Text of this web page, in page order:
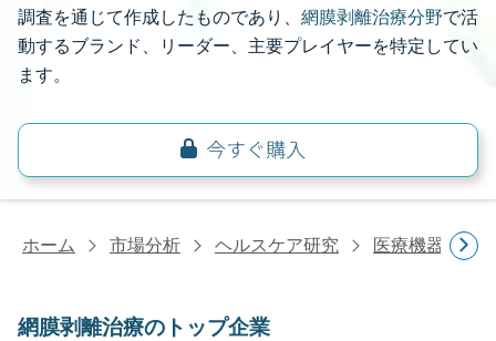
調査を通じて作成したものであり、 網膜剥離治療分野で活
動するブランド、リーダー、主要プレイヤーを特定してい
ます。
ホーム 市場分析 ヘルスケア研究 医療機器研究
網膜剥離治療のトップ企業